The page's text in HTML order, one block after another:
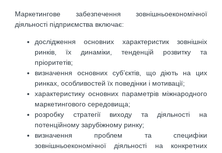
Маркетингове забезпечення зовнішньоекономічної
діяльності підприємства включає:
дослідження основних характеристик зовнішніх
ринків, їх динаміки, тенденцій розвитку та
пріоритетів;
визначення основних суб’єктів, що діють на цих
ринках, особливостей їх поведінки і мотивації;
характеристику основних параметрів міжнародного
маркетингового середовища;
розробку стратегії виходу та діяльності на
потенційному зарубіжному ринку;
визначення проблем та специфіки
зовнішньоекономічної діяльності на конкретних